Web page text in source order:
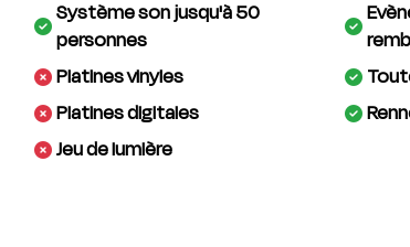
Système son jusqu'à 50
personnes
Platines vinyles
Platines digitales
Jeu de lumière